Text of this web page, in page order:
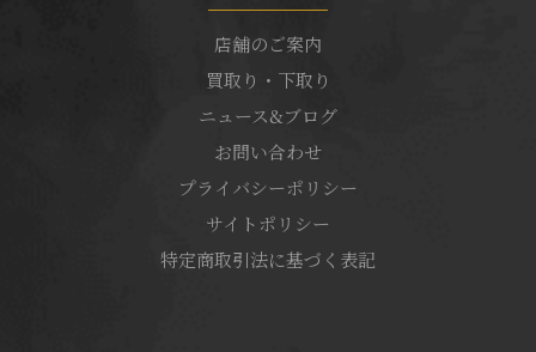
店舗のご案内
買取り・下取り
ニュース&ブログ
お問い合わせ
プライバシーポリシー
サイトポリシー
特定商取引法に基づく表記